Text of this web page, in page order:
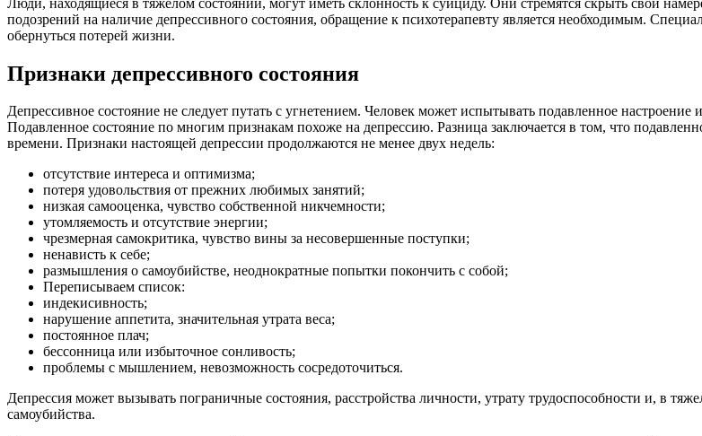
подозрений на наличие депрессивного состояния, обращение к психотерапевту является необходимым.
обернуться потерей жизни.
Признаки депрессивного состояния
Депрессивное состояние не следует путать с угнетением. Человек может испытывать подавленное настроение
Подавленное состояние по многим признакам похоже на депрессию. Разница заключается в том, что
времени. Признаки настоящей депрессии продолжаются не менее двух недель:
отсутствие интереса и оптимизма;
потеря удовольствия от прежних любимых занятий;
низкая самооценка, чувство собственной никчемности;
утомляемость и отсутствие энергии;
чрезмерная самокритика, чувство вины за несовершенные поступки;
ненависть к себе;
размышления о самоубийстве, неоднократные попытки покончить с собой;
Переписываем список:
индекисивность;
нарушение аппетита, значительная утрата веса;
постоянное плач;
бессонница или избыточное сонливость;
проблемы с мышлением, невозможность сосредоточиться.
Депрессия может вызывать пограничные состояния, расстройства личности, утрату трудоспособности и, в
самоубийства.